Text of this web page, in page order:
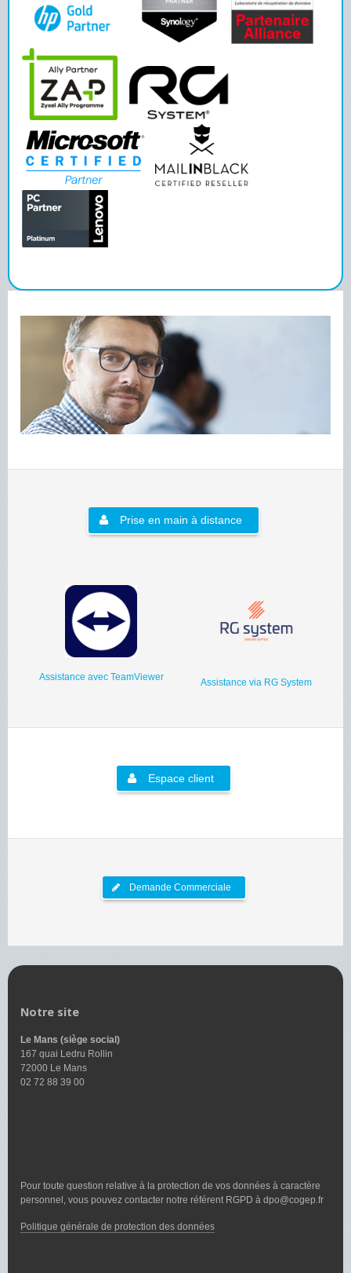
Prise en main à distance
Assistance avec TeamViewer Assistance via RG System
Espace client
Demande Commerciale
Notre site
Le Mans (siège social)
167 quai Ledru Rollin
72000 Le Mans
02 72 88 39 00
Pour toute question relative à la protection de vos données à caractère
personnel, vous pouvez contacter notre référent RGPD à dpo@cogep.fr
Politique générale de protection des données